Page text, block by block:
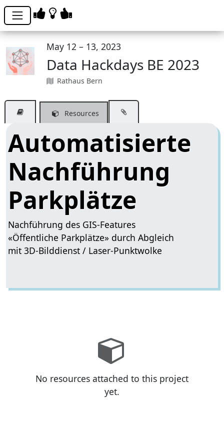
May 12 – 13, 2023
Data Hackdays BE 2023
Rathaus Bern
Resources
Automatisierte
Nachführung
Parkplätze
Nachführung des GIS-Features
«Öffentliche Parkplätze» durch Abgleich
mit 3D-Bilddienst / Laser-Punktwolke
No resources attached to this project
yet.